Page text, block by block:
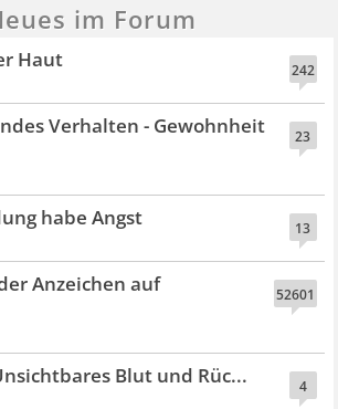
im Forum
242
Haut
23
Verhalten - Gewohnheit
13
habe Angst
52601
Anzeichen auf
4
Blut und Rüc...